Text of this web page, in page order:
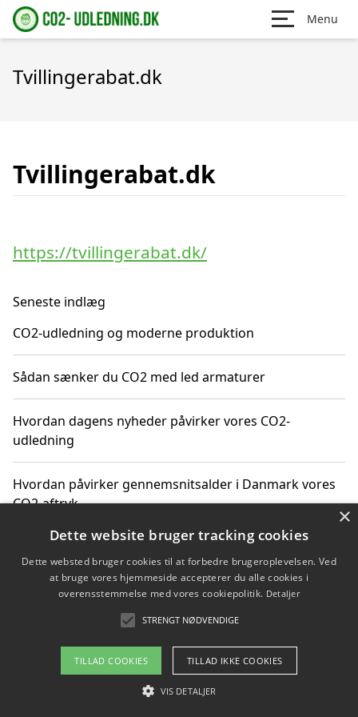
Menu
Tvillingerabat.dk
Tvillingerabat.dk
https://tvillingerabat.dk/
Seneste indlæg
CO2-udledning og moderne produktion
Sådan sænker du CO2 med led armaturer
Hvordan dagens nyheder påvirker vores CO2-
udledning
Hvordan påvirker gennemsnitsalder i Danmark vores
CO2-aftryk
Hvordan nyheder om CO2-udledning påvirker vores
hverdag
Om / kontakt
Blog Betingelser
×
Dette website bruger tracking cookies
Dette websted bruger cookies til at forbedre brugeroplevelsen. Ved
at bruge vores hjemmeside accepterer du alle cookies i
overensstemmelse med vores cookiepolitik. Detaljer
STRENGT NØDVENDIGE
TILLAD COOKIES TILLAD IKKE COOKIES
VIS DETALJER